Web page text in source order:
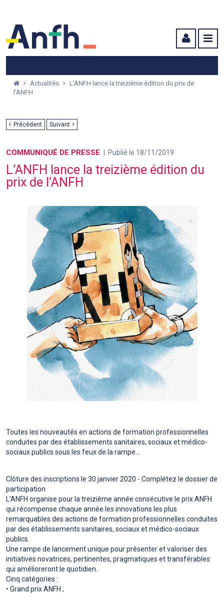
Actualités
L’ANFH lance la treizième édition du prix de
l’ANFH
Précédent Suivant
COMMUNIQUÉ DE PRESSE Publié le 18/11/2019
L’ANFH lance la treizième édition du
prix de l’ANFH
Toutes les nouveautés en actions de formation professionnelles
conduites par des établissements sanitaires, sociaux et médico-
sociaux publics sous les feux de la rampe…
Clôture des inscriptions le 30 janvier 2020 - Complétez le dossier de
participation
L’ANFH organise pour la treizième année consécutive le prix ANFH
qui récompense chaque année les innovations les plus
remarquables des actions de formation professionnelles conduites
par des établissements sanitaires, sociaux et médico-sociaux
publics.
Une rampe de lancement unique pour présenter et valoriser des
initiatives novatrices, pertinentes, pragmatiques et transférables
qui amélioreront le quotidien.
Cinq catégories :
• Grand prix ANFH ;